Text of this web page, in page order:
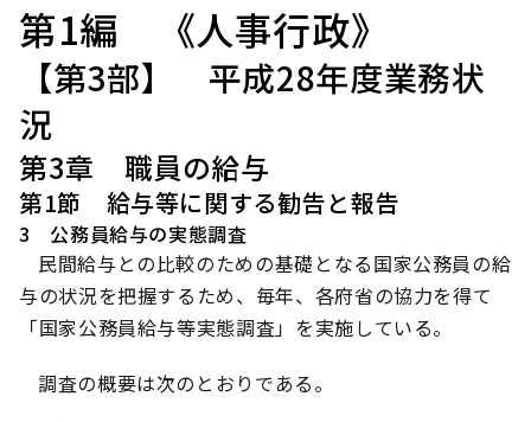
第1編 《人事行政》
【第3部】 平成28年度業務状
況
第3章 職員の給与
第1節 給与等に関する勧告と報告
3 公務員給与の実態調査
民間給与との比較のための基礎となる国家公務員の給
与の状況を把握するため、毎年、各府省の協力を得て
「国家公務員給与等実態調査」を実施している。
調査の概要は次のとおりである。